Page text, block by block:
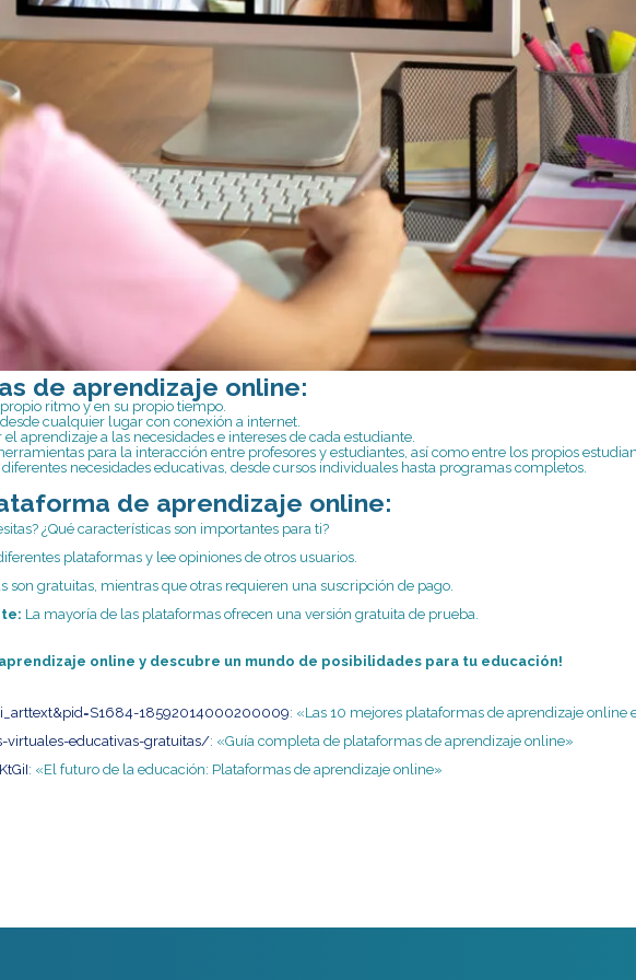
de aprendizaje online:
ritmo y en su propio tiempo.
cualquier lugar con conexión a internet.
aprendizaje a las necesidades e intereses de cada estudiante.
para la interacción entre profesores y estudiantes, así como entre los propios
necesidades educativas, desde cursos individuales hasta programas completos.
de aprendizaje online:
¿Qué características son importantes para ti?
plataformas y lee opiniones de otros usuarios.
son gratuitas, mientras que otras requieren una suscripción de pago.
La mayoría de las plataformas ofrecen una versión gratuita de prueba.
online y descubre un mundo de posibilidades para tu educación!
18592014000200009: «Las 10 mejores plataformas de aprendizaje online
educativas-gratuitas/: «Guía completa de plataformas de aprendizaje online»
: «El futuro de la educación: Plataformas de aprendizaje online»